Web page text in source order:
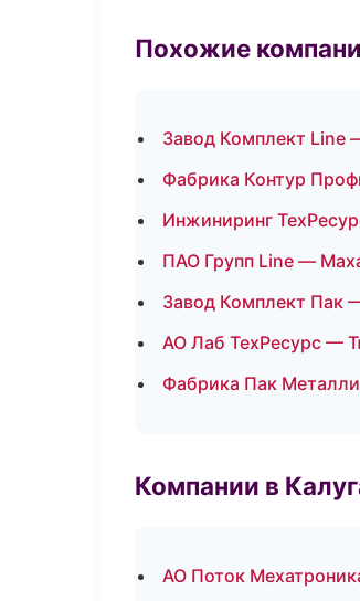
Похожие
Завод Комплект Line
Фабрика Контур
Инжиниринг
ПАО Групп Line —
Завод Комплект Пак
АО Лаб ТехРесурс —
Фабрика Пак
Компании в
АО Поток